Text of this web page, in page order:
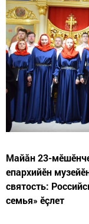
Майăн 23-
епархийӗн
святость:
семья» ӗçлет